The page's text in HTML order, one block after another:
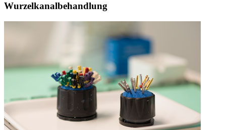
Wurzelkanalbehandlung